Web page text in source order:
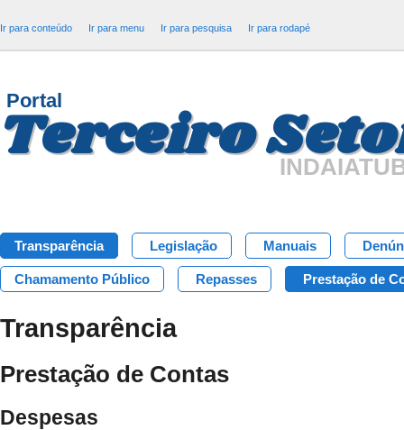
Ir para conteúdo Ir para menu Ir para pesquisa Ir para rodapé
Portal
Terceiro
Transparência Legislação Manuais
Chamamento Público Repasses Prestação de
Transparência
Prestação de Contas
Despesas